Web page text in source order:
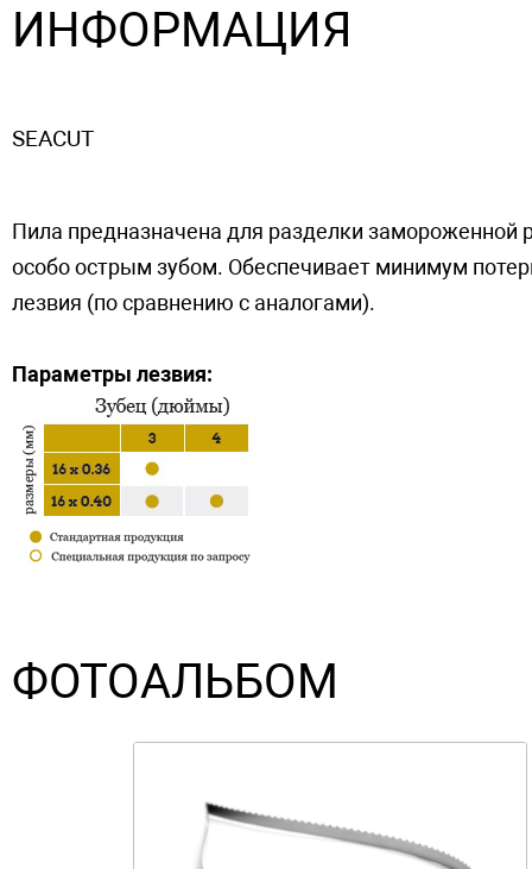
ИНФОРМАЦИЯ
SEACUT
Пила предназначена для разделки замороженной
особо острым зубом. Обеспечивает минимум
лезвия (по сравнению с аналогами).
Параметры лезвия:
ФОТОАЛЬБОМ